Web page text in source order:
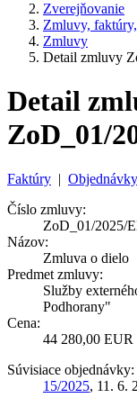
Zverejňovanie
Zmluvy,
Zmluvy
Detail zmluvy
Detail
ZoD_01/
Faktúry | Objednávky
Číslo zmluvy:
ZoD_01/2025/
Názov:
Zmluva o dielo
Predmet zmluvy:
Služby
Podhorany"
Cena:
44 280,00 EUR
Súvisiace objednávky:
15/2025, 11. 6.